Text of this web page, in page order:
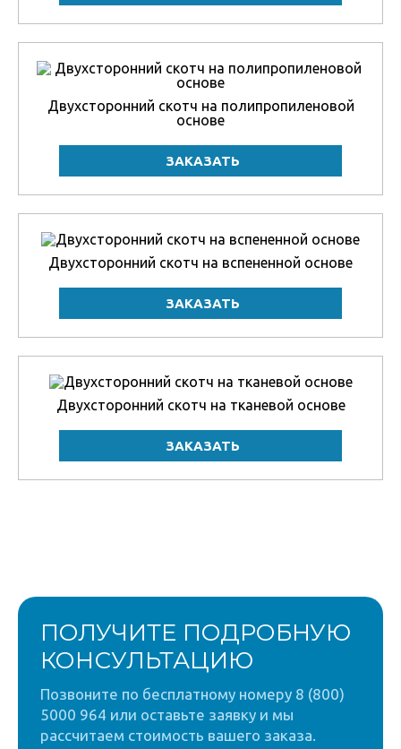
Двухсторонний скотч на полипропиленовой
основе
Двухсторонний скотч на вспененной основе
Двухсторонний скотч на тканевой основе
ПОЛУЧИТЕ ПОДРОБНУЮ
КОНСУЛЬТАЦИЮ
Позвоните по бесплатному номеру 8 (800)
5000 964 или оставьте заявку и мы
рассчитаем стоимость вашего заказа.